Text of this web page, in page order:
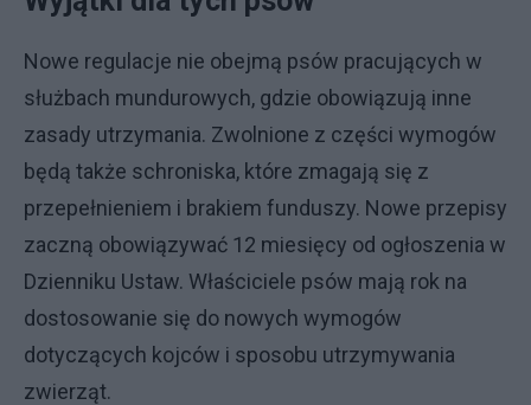
Nowe regulacje nie obejmą psów pracujących w
służbach mundurowych, gdzie obowiązują inne
zasady utrzymania. Zwolnione z części wymogów
będą także schroniska, które zmagają się z
przepełnieniem i brakiem funduszy. Nowe przepisy
zaczną obowiązywać 12 miesięcy od ogłoszenia w
Dzienniku Ustaw. Właściciele psów mają rok na
dostosowanie się do nowych wymogów
dotyczących kojców i sposobu utrzymywania
zwierząt.